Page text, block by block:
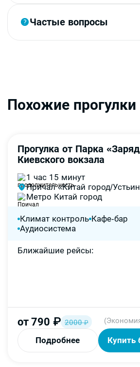
Частые вопросы
Похожие прогулки
-60%
Прогулка от Парка
Киевского вокзала
1 час 15 минут
Причал «Китай город/
Метро Китай город
Климат контроль Кафе-бар
Аудиосистема
Ближайшие рейсы
от790 ₽ 2000₽
Подробнее Купить